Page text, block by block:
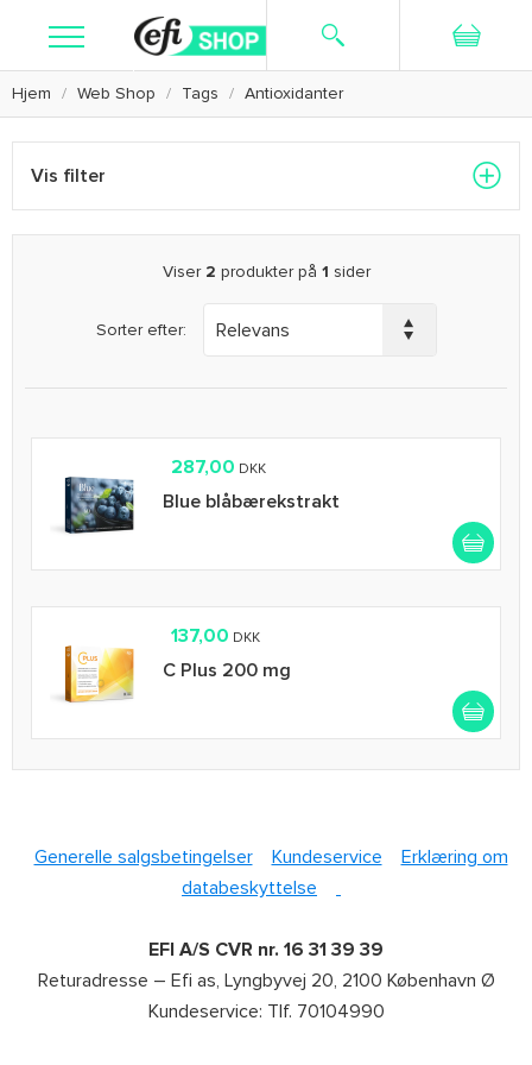
Ny bruger
Hudpleje
Kundeservice
Hjem Web Shop Tags Antioxidanter
Vis filter
Viser 2 produkter på 1 sider
Sorter efter:
287,00 DKK
Blue blåbærekstrakt
137,00 DKK
C Plus 200 mg
Generelle salgsbetingelser Kundeservice
Erklæring om
databeskyttelse
EFI A/S CVR nr. 16 31 39 39
Returadresse – Efi as, Lyngbyvej 20, 2100 København Ø
Kundeservice: Tlf. 70104990